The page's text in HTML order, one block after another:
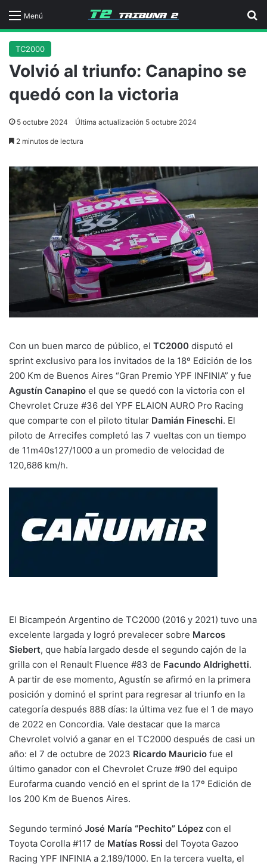
Menú
TC2000
Volvió al triunfo: Canapino se
quedó con la victoria
5 octubre 2024 Última actualización 5 octubre 2024
2 minutos de lectura
Con un buen marco de público, el TC2000 disputó el
sprint exclusivo para los invitados de la 18º Edición de los
200 Km de Buenos Aires “Gran Premio YPF INFINIA” y fue
Agustín Canapino el que se quedó con la victoria con el
Chevrolet Cruze #36 del YPF ELAION AURO Pro Racing
que comparte con el piloto titular Damián Fineschi. El
piloto de Arrecifes completó las 7 vueltas con un tiempo
de 11m40s127/1000 a un promedio de velocidad de
120,686 km/h.
El Bicampeón Argentino de TC2000 (2016 y 2021) tuvo una
excelente largada y logró prevalecer sobre Marcos
Siebert, que había largado desde el segundo cajón de la
grilla con el Renault Fluence #83 de Facundo Aldrighetti.
A partir de ese momento, Agustín se afirmó en la primera
posición y dominó el sprint para regresar al triunfo en la
categoría después 888 días: la última vez fue el 1 de mayo
de 2022 en Concordia. Vale destacar que la marca
Chevrolet volvió a ganar en el TC2000 después de casi un
año: el 7 de octubre de 2023 Ricardo Mauricio fue el
último ganador con el Chevrolet Cruze #90 del equipo
Eurofarma cuando venció en el sprint de la 17º Edición de
los 200 Km de Buenos Aires.
Segundo terminó José María “Pechito” López con el
Toyota Corolla #117 de Matías Rossi del Toyota Gazoo
Racing YPF INFINIA a 2.189/1000. En la tercera vuelta, el